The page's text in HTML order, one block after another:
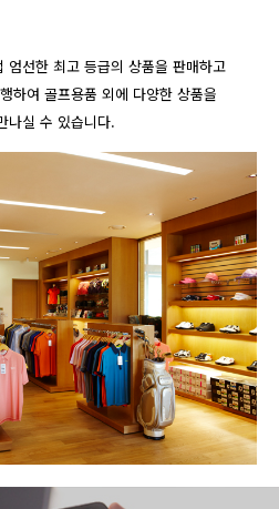
엄선한 최고 등급의 상품을 판매하고
하여 골프용품 외에 다양한 상품을
나실 수 있습니다.